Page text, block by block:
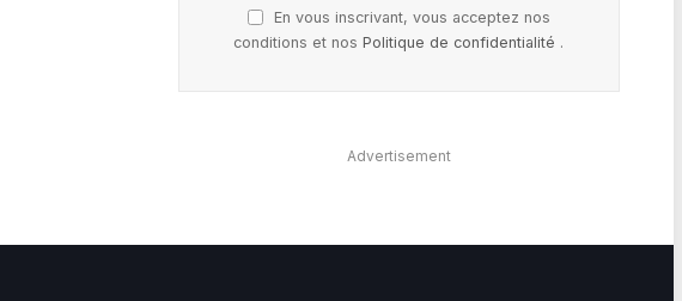
En vous inscrivant, vous acceptez nos
conditions et nosPolitique de confidentialité .
Advertisement